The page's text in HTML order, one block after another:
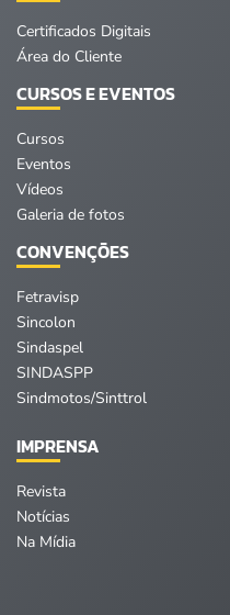
Certificados Digitais
Área do Cliente
CURSOS E EVENTOS
Cursos
Eventos
Vídeos
Galeria de fotos
CONVENÇÕES
Fetravisp
Sincolon
Sindaspel
SINDASPP
Sindmotos/Sinttrol
IMPRENSA
Revista
Notícias
Na Mídia